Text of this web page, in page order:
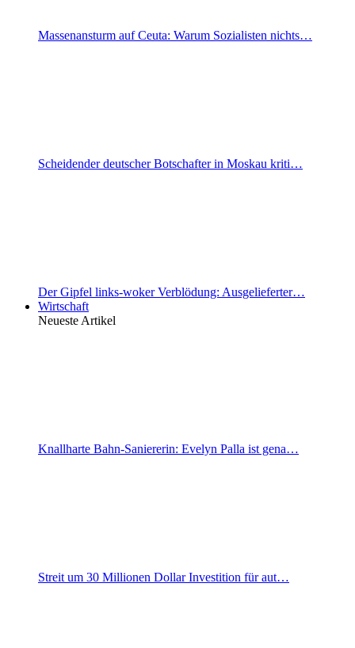
Massenansturm auf Ceuta: Warum Sozialisten nichts…
Scheidender deutscher Botschafter in Moskau kriti…
Der Gipfel links-woker Verblödung: Ausgelieferter…
Wirtschaft
Neueste Artikel
Knallharte Bahn-Saniererin: Evelyn Palla ist gena…
Streit um 30 Millionen Dollar Investition für aut…